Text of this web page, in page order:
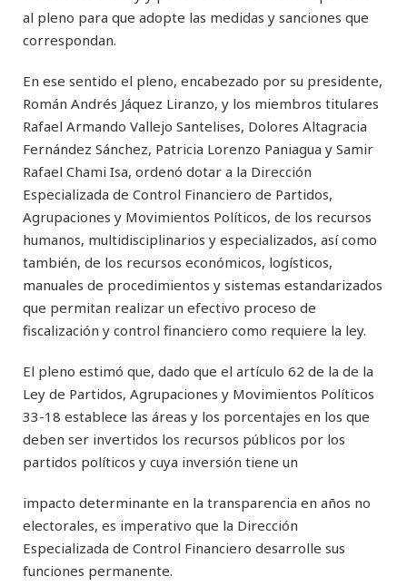
al pleno para que adopte las medidas y sanciones que
correspondan.
En ese sentido el pleno, encabezado por su presidente,
Román Andrés Jáquez Liranzo, y los miembros titulares
Rafael Armando Vallejo Santelises, Dolores Altagracia
Fernández Sánchez, Patricia Lorenzo Paniagua y Samir
Rafael Chami Isa, ordenó dotar a la Dirección
Especializada de Control Financiero de Partidos,
Agrupaciones y Movimientos Políticos, de los recursos
humanos, multidisciplinarios y especializados, así como
también, de los recursos económicos, logísticos,
manuales de procedimientos y sistemas estandarizados
que permitan realizar un efectivo proceso de
fiscalización y control financiero como requiere la ley.
El pleno estimó que, dado que el artículo 62 de la de la
Ley de Partidos, Agrupaciones y Movimientos Políticos
33-18 establece las áreas y los porcentajes en los que
deben ser invertidos los recursos públicos por los
partidos políticos y cuya inversión tiene un
impacto determinante en la transparencia en años no
electorales, es imperativo que la Dirección
Especializada de Control Financiero desarrolle sus
funciones permanente.